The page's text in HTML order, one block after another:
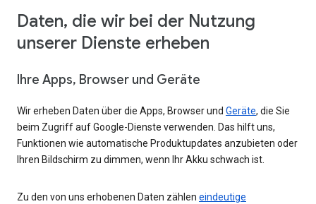
Daten, die wir bei der Nutzung
unserer Dienste erheben
Ihre Apps, Browser und Geräte
Wir erheben Daten über die Apps, Browser und Geräte, die Sie
beim Zugriff auf Google-Dienste verwenden. Das hilft uns,
Funktionen wie automatische Produktupdates anzubieten oder
Ihren Bildschirm zu dimmen, wenn Ihr Akku schwach ist.
Zu den von uns erhobenen Daten zählen eindeutige